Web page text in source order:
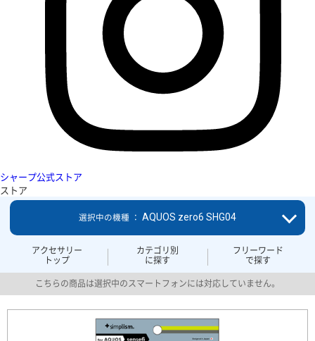
シャープ公式ストア
ストア
アクセサリー
トップ
カテゴリ別
に探す
フリーワード
で探す
選択中の機種 ： AQUOS zero6 SHG04
こちらの商品は選択中のスマートフォンには対応していません。